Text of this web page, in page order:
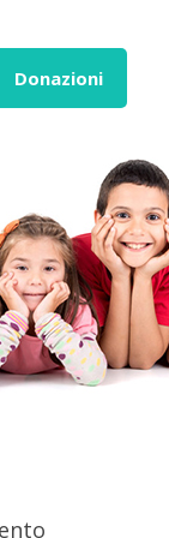
Donazioni